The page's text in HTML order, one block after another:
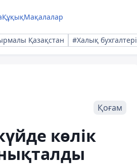
ҚұқықМақалалар
Қазақстан #Халық бухгалтері
Қоғам
көлік